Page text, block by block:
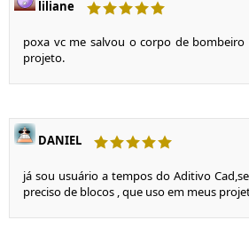
liliane
poxa vc me salvou o corpo de
projeto.
DANIEL
já sou usuário a tempos do Aditivo
preciso de blocos , que uso em meus